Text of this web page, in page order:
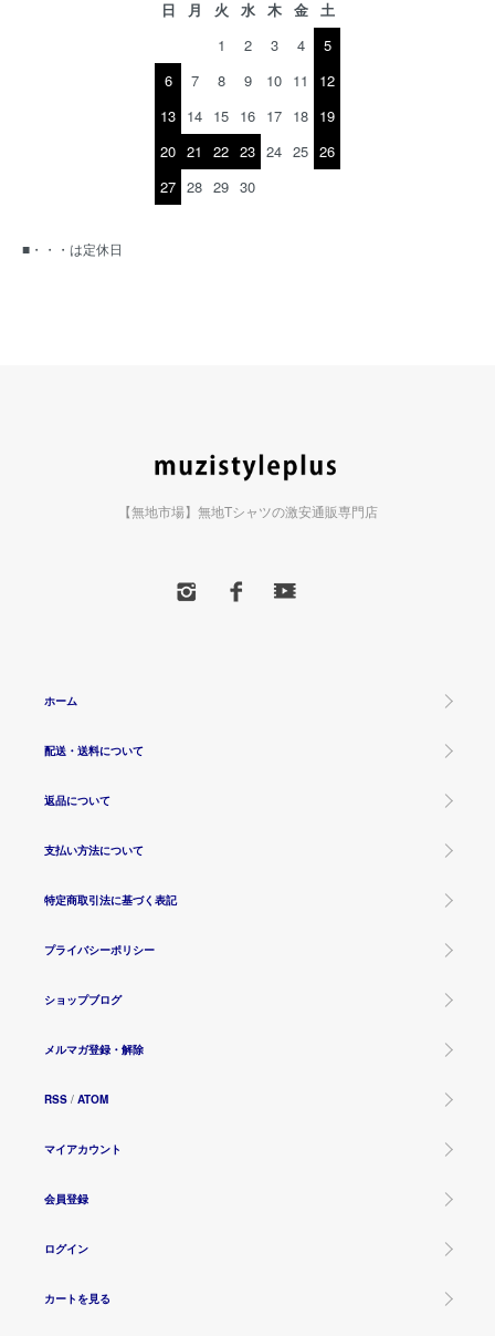
日 月 火 水 木 金
土
1
2 3 4
5
6
7 8 9 10 11
12
13 14 15 16 17 18 19
20 21 22 23 24 25 26
27 28 29 30
■・・・は定休日
【無地市場】無地Tシャツの激安通販専門店
ホーム
配送・送料について
返品について
支払い方法について
特定商取引法に基づく表記
プライバシーポリシー
ショップブログ
メルマガ登録・解除
RSS / ATOM
マイアカウント
会員登録
ログイン
カートを見る